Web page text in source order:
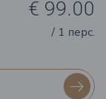
€ 99.00
/ 1 перс.